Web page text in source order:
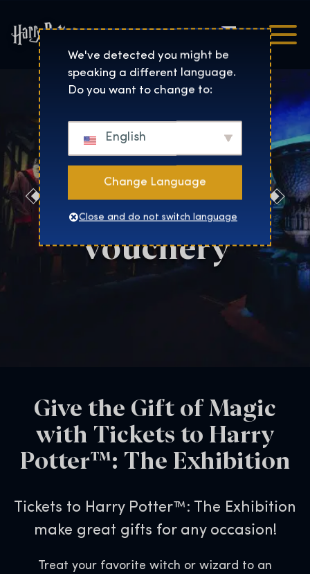
Harry Potter™: The
Čeština
Dárkové
Vouchery
Give the Gift of Magic
with Tickets to Harry
Potter™: The Exhibition
Tickets to Harry Potter™: The Exhibition
make great gifts for any occasion!
Treat your favorite witch or wizard to an
We've detected you might be
speaking a different language.
Do you want to change to:
English
Change Language
Close and do not switch language